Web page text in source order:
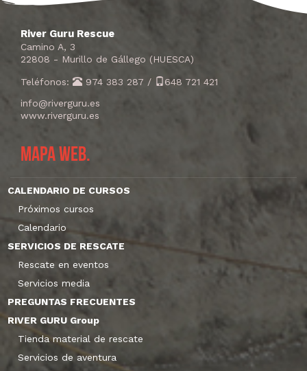
River Guru Rescue
Camino A, 3
22808 - Murillo de Gállego (HUESCA)
Teléfonos: 974 383 287 /
648 721 421
info@riverguru.es
www.riverguru.es
Mapa web.
CALENDARIO DE CURSOS
Próximos cursos
Calendario
SERVICIOS DE RESCATE
Rescate en eventos
Servicios media
PREGUNTAS FRECUENTES
RIVER GURU Group
Tienda material de rescate
Servicios de aventura